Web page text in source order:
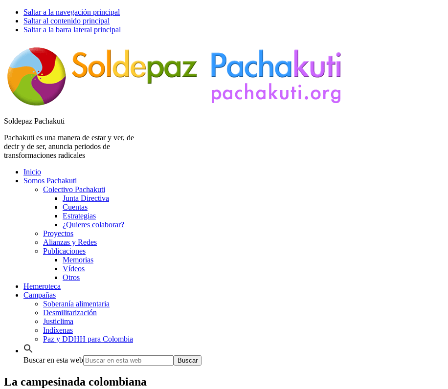
Saltar a la navegación principal
Saltar al contenido principal
Saltar a la barra lateral principal
Soldepaz Pachakuti
Pachakuti es una manera de estar y ver, de
decir y de ser, anuncia periodos de
transformaciones radicales
Inicio
Somos Pachakuti
Colectivo Pachakuti
Junta Directiva
Cuentas
Estrategias
¿Quieres colaborar?
Proyectos
Alianzas y Redes
Publicaciones
Memorias
Vídeos
Otros
Hemeroteca
Campañas
Soberanía alimentaria
Desmilitarización
Justiclima
Indíxenas
Paz y DDHH para Colombia
Buscar en esta web
La campesinada colombiana